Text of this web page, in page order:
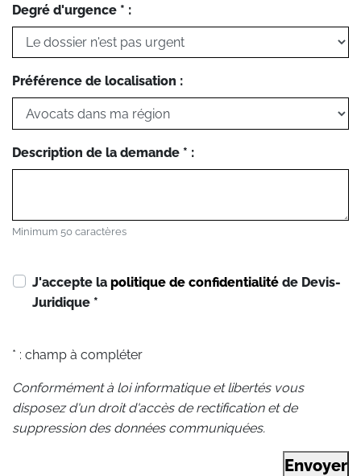
Degré d'urgence * :
Préférence de localisation :
Description de la demande * :
Minimum 50 caractères
J'accepte la politique de confidentialité de Devis-
Juridique *
* : champ à compléter
Conformément à loi informatique et libertés vous
disposez d'un droit d'accès de rectification et de
suppression des données communiquées.
Envoyer